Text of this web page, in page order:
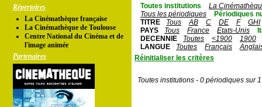
Répertoires
La Cinémathèque française
La Cinémathèque de Toulouse
Centre National du Cinéma et de
l'image animée
Partenaires
Toutes institutions
La
Tous les périodiques
Périodiques
TITRE
Tous AB C DE F
GHI
PAYS
Tous France Etats-Unis
DECENNIE
Toutes <1900
1900
LANGUE
Toutes Français
Réinitialiser les critères
Toutes institutions - 0 périodiques sur